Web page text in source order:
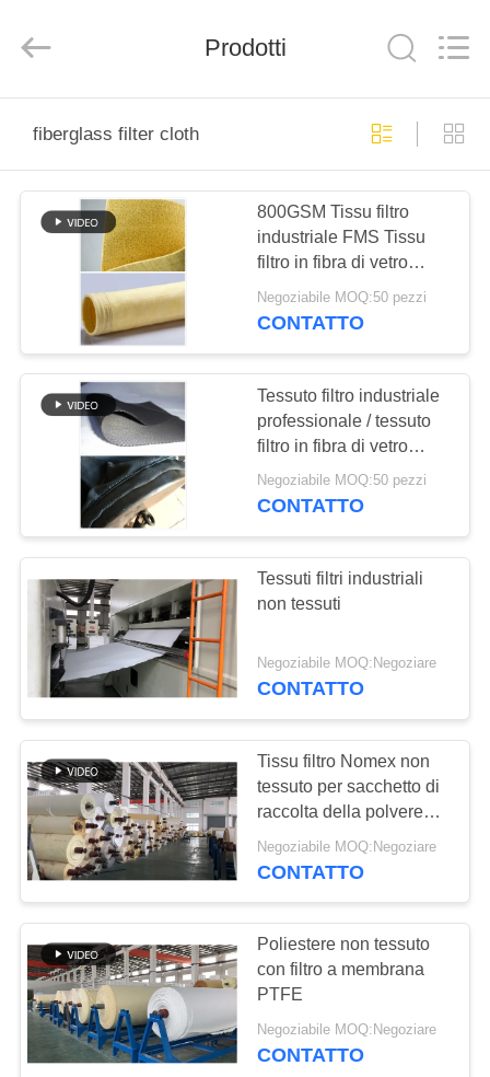
PRODOTTI
RIGUARDO
GIRO
DELLA
FABBRICA
CONTROLLO
DI
QUALITÀ
CONTATTICI
NOTIZIE
RICHIEDA
UNA
CITAZIONE
MAPPA
DEL
SITO
Environmental
Technology
Rights
Prodotti
fiberglass filter cloth
800GSM Tissu filtro
industriale FMS Tissu
filtro in fibra di vetro
Resistenza agli acidi e
agli alcalini
Negoziabile MOQ:50 pezzi
CONTATTO
Tessuto filtro industriale
professionale / tessuto
filtro in fibra di vetro
alcalina media
Negoziabile MOQ:50 pezzi
CONTATTO
Tessuti filtri industriali
non tessuti
Negoziabile MOQ:Negoziare
CONTATTO
Tissu filtro Nomex non
tessuto per sacchetto di
raccolta della polvere
500~550 G/mq
Negoziabile MOQ:Negoziare
CONTATTO
Poliestere non tessuto
con filtro a membrana
PTFE
Negoziabile MOQ:Negoziare
CONTATTO